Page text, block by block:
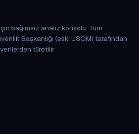
bağımsız analiz konsolu. Tüm
Başkanlığı (eski USOM) tarafından
türetilir.